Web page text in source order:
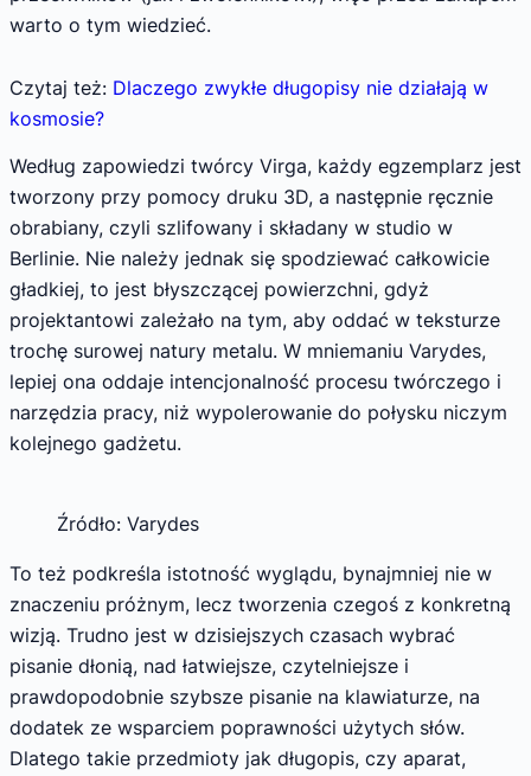
warto o tym wiedzieć.
Czytaj też: Dlaczego zwykłe długopisy nie działają w
kosmosie?
Według zapowiedzi twórcy Virga, każdy egzemplarz jest
tworzony przy pomocy druku 3D, a następnie ręcznie
obrabiany, czyli szlifowany i składany w studio w
Berlinie. Nie należy jednak się spodziewać całkowicie
gładkiej, to jest błyszczącej powierzchni, gdyż
projektantowi zależało na tym, aby oddać w teksturze
trochę surowej natury metalu. W mniemaniu Varydes,
lepiej ona oddaje intencjonalność procesu twórczego i
narzędzia pracy, niż wypolerowanie do połysku niczym
kolejnego gadżetu.
Źródło: Varydes
To też podkreśla istotność wyglądu, bynajmniej nie w
znaczeniu próżnym, lecz tworzenia czegoś z konkretną
wizją. Trudno jest w dzisiejszych czasach wybrać
pisanie dłonią, nad łatwiejsze, czytelniejsze i
prawdopodobnie szybsze pisanie na klawiaturze, na
dodatek ze wsparciem poprawności użytych słów.
Dlatego takie przedmioty jak długopis, czy aparat,